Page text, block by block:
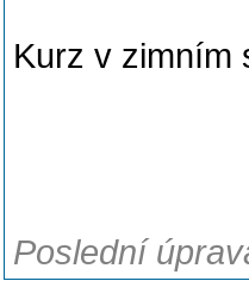
Kurz v zimním
Poslední